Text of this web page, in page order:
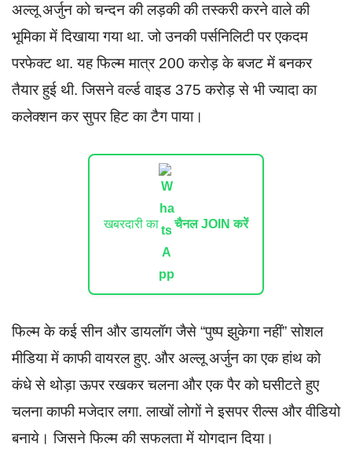
अल्लू अर्जुन को चन्दन की लड़की की तस्करी करने वाले की
भूमिका में दिखाया गया था. जो उनकी पर्सनिलिटी पर एकदम
परफेक्ट था. यह फिल्म मात्र 200 करोड़ के बजट में बनकर
तैयार हुई थी. जिसने वर्ल्ड वाइड 375 करोड़ से भी ज्यादा का
कलेक्शन कर सुपर हिट का टैग पाया।
खबरदारी का चैनल JOIN करें
फिल्म के कई सीन और डायलॉग जैसे “पुष्प झुकेगा नहीं” सोशल
मीडिया में काफी वायरल हुए. और अल्लू अर्जुन का एक हांथ को
कंधे से थोड़ा ऊपर रखकर चलना और एक पैर को घसीटते हुए
चलना काफी मजेदार लगा. लाखों लोगों ने इसपर रील्स और वीडियो
बनाये। जिसने फिल्म की सफलता में योगदान दिया।